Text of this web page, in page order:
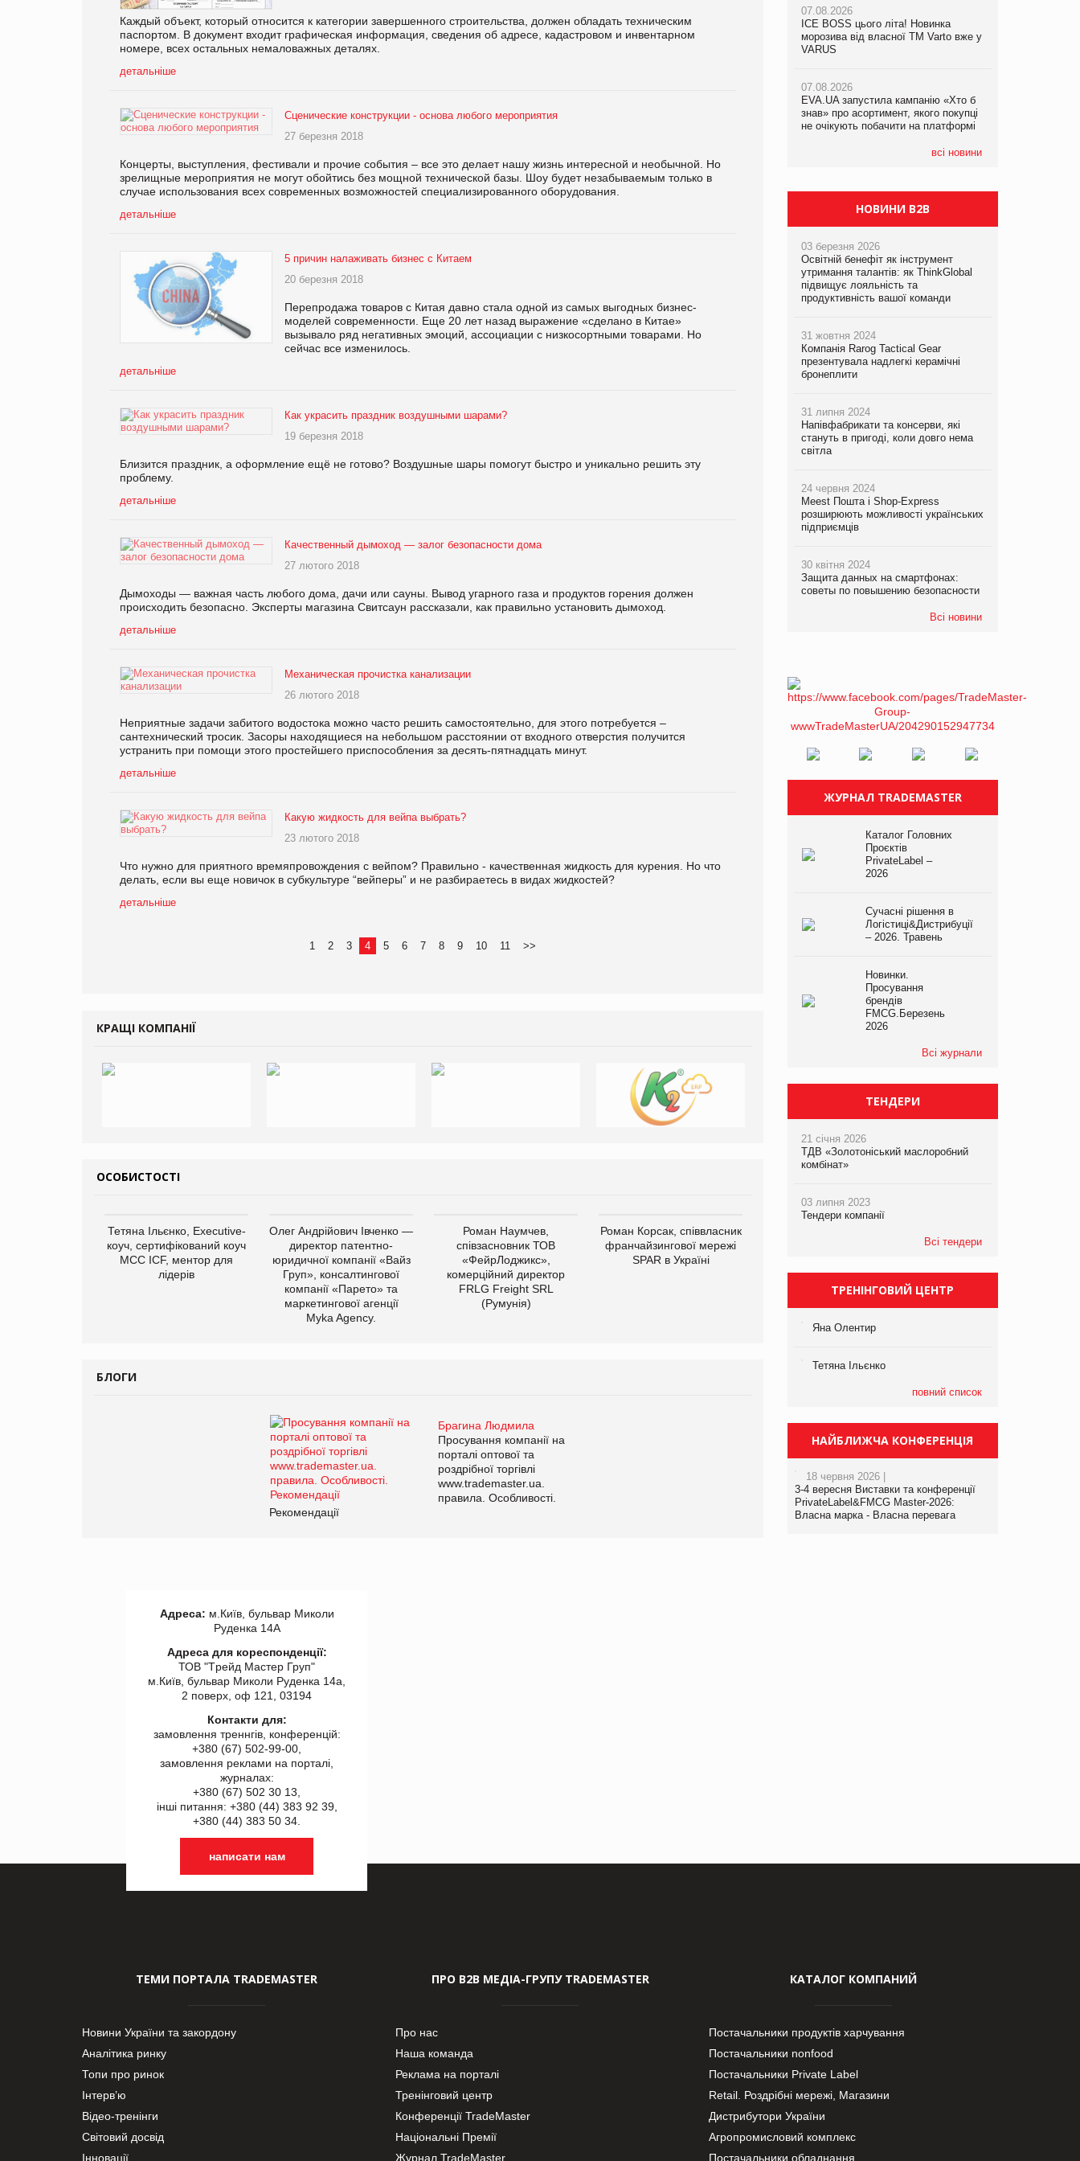
Каждый объект, который относится к категории завершенного строительства, должен обладать техническим
паспортом. В документ входит графическая информация, сведения об адресе, кадастровом и инвентарном
номере, всех остальных немаловажных деталях.
детальніше
Сценические конструкции - основа любого мероприятия
27 березня 2018
Концерты, выступления, фестивали и прочие события – все это делает нашу жизнь интересной и необычной. Но
зрелищные мероприятия не могут обойтись без мощной технической базы. Шоу будет незабываемым только в
случае использования всех современных возможностей специализированного оборудования.
детальніше
5 причин налаживать бизнес с Китаем
20 березня 2018
Перепродажа товаров с Китая давно стала одной из самых выгодных бизнес-
моделей современности. Еще 20 лет назад выражение «сделано в Китае»
вызывало ряд негативных эмоций, ассоциации с низкосортными товарами. Но
сейчас все изменилось.
детальніше
Как украсить праздник воздушными шарами?
19 березня 2018
Близится праздник, а оформление ещё не готово? Воздушные шары помогут быстро и уникально решить эту
проблему.
детальніше
Качественный дымоход — залог безопасности дома
27 лютого 2018
Дымоходы — важная часть любого дома, дачи или сауны. Вывод угарного газа и продуктов горения должен
происходить безопасно. Эксперты магазина Свитсаун рассказали, как правильно установить дымоход.
детальніше
Механическая прочистка канализации
26 лютого 2018
Неприятные задачи забитого водостока можно часто решить самостоятельно, для этого потребуется –
сантехнический тросик. Засоры находящиеся на небольшом расстоянии от входного отверстия получится
устранить при помощи этого простейшего приспособления за десять-пятнадцать минут.
детальніше
Какую жидкость для вейпа выбрать?
23 лютого 2018
Что нужно для приятного времяпровождения с вейпом? Правильно - качественная жидкость для курения. Но что
делать, если вы еще новичок в субкультуре “вейперы” и не разбираетесь в видах жидкостей?
детальніше
1 2 3 4 5 6 7 8 9 10 11 >>
КРАЩІ КОМПАНІЇ
ОСОБИСТОСТІ
Тетяна Ільєнко, Executive-
коуч, сертифікований коуч
МСС ICF, ментор для
лідерів
Олег Андрійович Івченко —
директор патентно-
юридичної компанії «Вайз
Груп», консалтингової
компанії «Парето» та
маркетингової агенції
Myka Agency.
Роман Наумчев,
співзасновник ТОВ
«ФейрЛоджикс»,
комерційний директор
FRLG Freight SRL
(Румунія)
Роман Корсак, співвласник
франчайзингової мережі
SPAR в Україні
виробництва
компанії «УкраМарин»
БЛОГИ
Брагина Людмила
Просування компанії на
порталі оптової та
роздрібної торгівлі
www.trademaster.ua.
правила. Особливості.
Рекомендації
07.08.2026
ICE BOSS цього літа! Новинка
морозива від власної ТМ Varto вже у
VARUS
07.08.2026
EVA.UA запустила кампанію «Хто б
знав» про асортимент, якого покупці
не очікують побачити на платформі
всі новини
06.08.2026
Смачна новинка для хвостатих: у
VARUS з’явилися паучі Varto Paw
05.08.2026
Мережа супермаркетів VARUS купує
мережу магазинів формату
компанія налічуватиме 374 магазини
07.08.2026
Франція заборонила рекламні дзвінки
НОВИНИ B2B
03 березня 2026
Освітній бенефіт як інструмент
утримання талантів: як ThinkGlobal
підвищує лояльність та
продуктивність вашої команди
31 жовтня 2024
Компанія Rarog Tactical Gear
презентувала надлегкі керамічні
бронеплити
31 липня 2024
Напівфабрикати та консерви, які
стануть в пригоді, коли довго нема
світла
24 червня 2024
Meest Пошта і Shop-Express
розширюють можливості українських
підприємців
30 квітня 2024
Защита данных на смартфонах:
советы по повышению безопасности
Всі новини
ЖУРНАЛ TRADEMASTER
Каталог Головних
Проєктів
PrivateLabel –
2026
Сучасні рішення в
Логістиці&Дистрибуції
– 2026. Травень
Новинки.
Просування
брендів
FMCG.Березень
2026
Всі журнали
ТЕНДЕРИ
21 січня 2026
ТДВ «Золотоніський маслоробний
комбінат»
03 липня 2023
Тендери компанії
Всі тендери
ТРЕНІНГОВИЙ ЦЕНТР
Яна Олентир
Тетяна Ільєнко
повний список
НАЙБЛИЖЧА КОНФЕРЕНЦІЯ
18 червня 2026 |
3-4 вересня Виставки та конференції
PrivateLabel&FMCG Master-2026:
Власна марка - Власна перевага
Адреса: м.Київ, бульвар Миколи
Руденка 14А
Адреса для кореспонденції:
ТОВ "Tрейд Мастер Груп"
м.Київ, бульвар Миколи Руденка 14а,
2 поверх, оф 121, 03194
Контакти для:
замовлення треннгів, конференцій:
+380 (67) 502-99-00,
замовлення реклами на порталі,
журналах:
+380 (67) 502 30 13,
інші питання: +380 (44) 383 92 39,
+380 (44) 383 50 34.
написати нам
ТЕМИ ПОРТАЛА TRADEMASTER
Новини України та закордону
Аналітика ринку
Топи про ринок
Інтерв’ю
Відео-тренінги
Світовий досвід
Інновації
ПРО В2В МЕДІА-ГРУПУ TRADEMASTER
Про нас
Наша команда
Реклама на порталі
Тренінговий центр
Конференції TradeMaster
Національні Премії
Журнал TradeMaster
КАТАЛОГ КОМПАНИЙ
Постачальники продуктів харчування
Постачальники nonfood
Постачальники Private Label
Retail. Роздрібні мережі, Магазини
Дистрибутори України
Агропромисловий комплекс
Постачальники обладнання